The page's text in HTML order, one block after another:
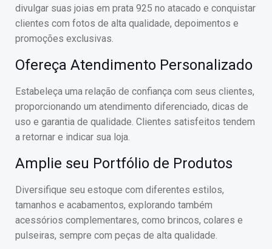
divulgar suas joias em prata 925 no atacado e conquistar
clientes com fotos de alta qualidade, depoimentos e
promoções exclusivas.
Ofereça Atendimento Personalizado
Estabeleça uma relação de confiança com seus clientes,
proporcionando um atendimento diferenciado, dicas de
uso e garantia de qualidade. Clientes satisfeitos tendem
a retornar e indicar sua loja.
Amplie seu Portfólio de Produtos
Diversifique seu estoque com diferentes estilos,
tamanhos e acabamentos, explorando também
acessórios complementares, como brincos, colares e
pulseiras, sempre com peças de alta qualidade.